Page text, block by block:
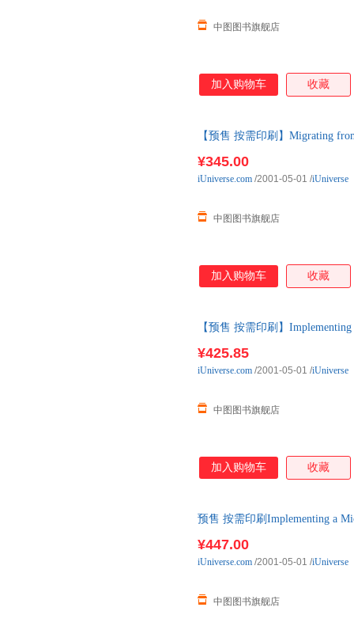
中图图书旗舰店
加入购物车 收藏
【预售 按需印刷】Migrating
¥345.00
中图图书旗舰店
iUniverse.com /2001-05-01 /iUniverse
加入购物车 收藏
【预售 按需印刷】
¥425.85
中图图书旗舰店
iUniverse.com /2001-05-01 /iUniverse
加入购物车 收藏
预售 按需印刷Implementing a
¥447.00
中图图书旗舰店
iUniverse.com /2001-05-01 /iUniverse